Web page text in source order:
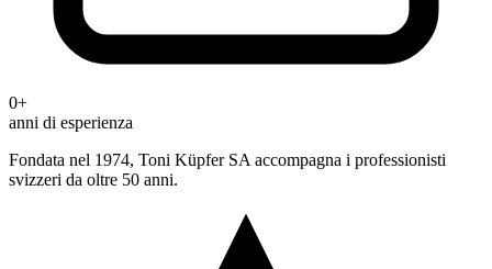
0+
anni di esperienza
Fondata nel 1974, Toni Küpfer SA accompagna i professionisti
svizzeri da oltre 50 anni.